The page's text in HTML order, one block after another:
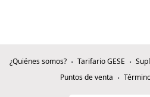
¿Quiénes somos? Tarifario GESE
Puntos de venta